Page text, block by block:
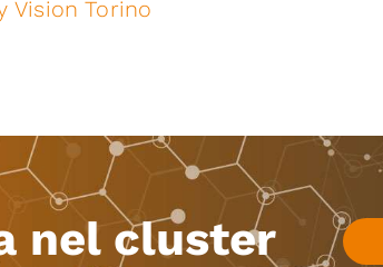
Vision Torino
nel cluster